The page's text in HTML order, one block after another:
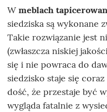
Wmeblach
siedziska są wykonane
Takie rozwiązanie jest
(zwłaszcza niskiej
się i nie powraca do
siedzisko staje się
dość, że przestaje być
wygląda fatalnie z